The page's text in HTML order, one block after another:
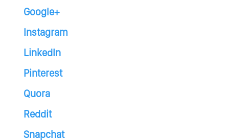
Google+
Instagram
LinkedIn
Pinterest
Quora
Reddit
Snapchat